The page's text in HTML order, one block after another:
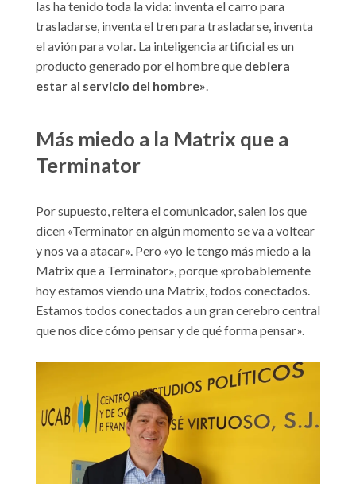
las ha tenido toda la vida: inventa el carro para
trasladarse, inventa el tren para trasladarse, inventa
el avión para volar. La inteligencia artificial es un
producto generado por el hombre que debiera
estar al servicio del hombre»
Más miedo a la Matrix que a
Terminator
Por supuesto, reitera el comunicador, salen los que
dicen «Terminator en algún momento se va a voltear
y nos va a atacar». Pero «yo le tengo más miedo a la
Matrix que a Terminator», porque «probablemente
hoy estamos viendo una Matrix, todos conectados.
Estamos todos conectados a un gran cerebro central
que nos dice cómo pensar y de qué forma pensar».